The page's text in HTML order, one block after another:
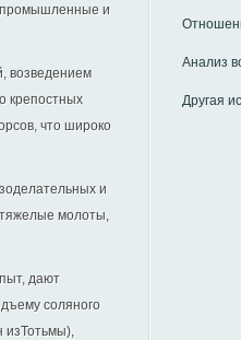
промышленные и
возведением
крепостных
что широко
и
тяжелые молоты,
дают
соляного
изТотьмы),
Анализ
Другая